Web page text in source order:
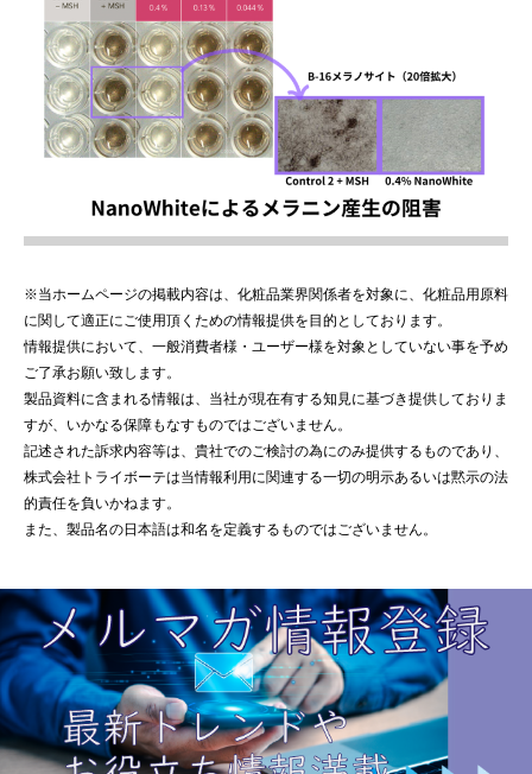
※当ホームページの掲載内容は、化粧品業界関係者を対象に、化粧品用原料
に関して適正にご使用頂くための情報提供を目的としております。
情報提供において、一般消費者様・ユーザー様を対象としていない事を予め
ご了承お願い致します。
製品資料に含まれる情報は、当社が現在有する知見に基づき提供しておりま
すが、いかなる保障もなすものではございません。
記述された訴求内容等は、貴社でのご検討の為にのみ提供するものであり、
株式会社トライボーテは当情報利用に関連する一切の明示あるいは黙示の法
的責任を負いかねます。
また、製品名の日本語は和名を定義するものではございません。